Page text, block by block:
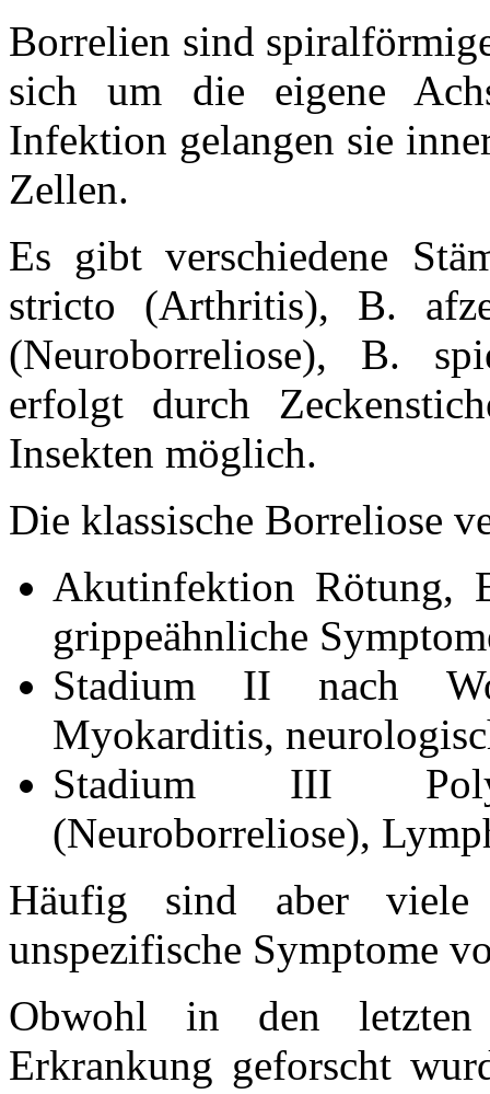
Borrelien sind
sich um die eigene
Infektion gelangen sie
Zellen.
Es gibt verschiedene
stricto (Arthritis), B.
(Neuroborreliose), B.
erfolgt durch
Insekten möglich.
Die klassische Borreliose
Akutinfektion Rötung,
grippeähnliche
Stadium II nach
Myokarditis,
Stadium III
(Neuroborreliose),
Häufig sind aber viele
unspezifische Symptome
Obwohl in den letzten
Erkrankung geforscht